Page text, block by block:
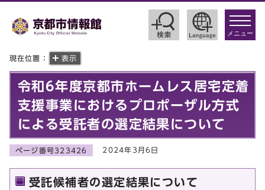
toggle
メニュー
現在位置： 表示
令和6年度京都市ホームレス居宅定着
支援事業におけるプロポーザル方式
による受託者の選定結果について
ページ番号323426 2024年3月6日
受託候補者の選定結果について